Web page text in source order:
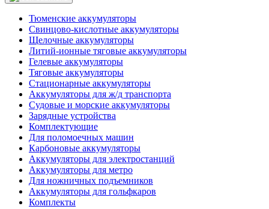
Тюменские аккумуляторы
Свинцово-кислотные аккумуляторы
Щелочные аккумуляторы
Литий-ионные тяговые аккумуляторы
Гелевые аккумуляторы
Тяговые аккумуляторы
Стационарные аккумуляторы
Аккумуляторы для ж/д транспорта
Судовые и морские аккумуляторы
Зарядные устройства
Комплектующие
Для поломоечных машин
Карбоновые аккумуляторы
Аккумуляторы для электростанций
Аккумуляторы для метро
Для ножничных подъемников
Аккумуляторы для гольфкаров
Комплекты